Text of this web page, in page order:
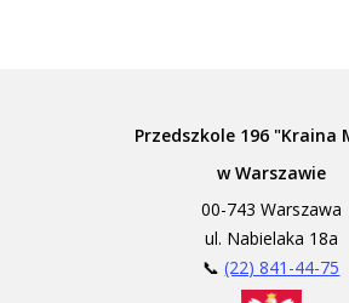
Przedszkole 196 "Kraina
w Warszawie
00-743 Warszawa
ul. Nabielaka 18a
📞(22) 841-44-75